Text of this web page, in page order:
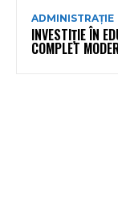
ADMINISTRAȚIE
INVESTIȚIE ÎN
COMPLET